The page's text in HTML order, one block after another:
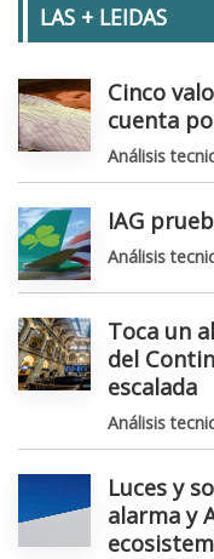
LAS + LEIDAS
Cinco
cuenta
Análisis
IAG
Análisis
Toca un
del
escalada
Análisis
Luces y
alarma y